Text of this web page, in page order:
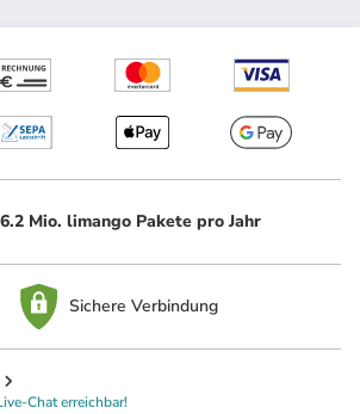
6.2 Mio. limango Pakete pro Jahr
Sichere Verbindung
Chat erreichbar!